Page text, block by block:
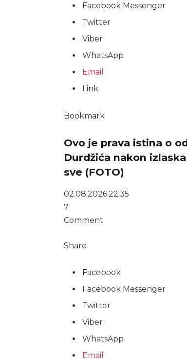
Facebook Messenger
Twitter
Viber
WhatsApp
Email
Link
Bookmark
Ovo je prava istina o
Durdžića nakon
sve (FOTO)
02.08.2026.22:35
7
Comment
Share
Facebook
Facebook Messenger
Twitter
Viber
WhatsApp
Email